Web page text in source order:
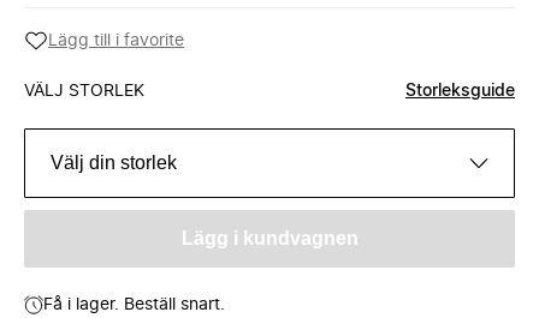
Lägg till i favorite
VÄLJ STORLEK Storleksguide
Välj din storlek
Lägg i kundvagnen
Få i lager. Beställ snart.